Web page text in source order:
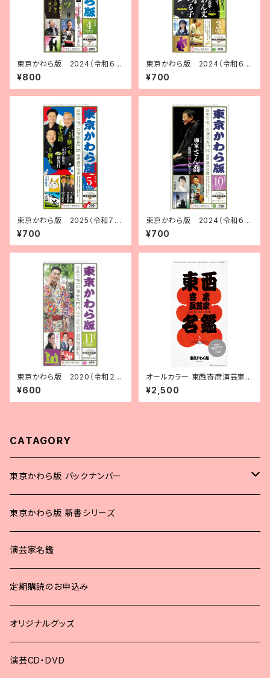
東京かわら版 2024（令和６）
年４月号 寄席演芸年鑑2024年
版 合併号
¥800
東京かわら版 2024（令和６）
年３月号
¥700
東京かわら版 2025（令和７）
年５月号
¥700
東京かわら版 2024（令和６）
年10月号
¥700
東京かわら版 2020（令和２）
年11月号
¥600
オールカラー 東西寄席演芸家名
鑑3【2026年版】
¥2,500
CATAGORY
東京かわら版 バックナンバー
2025年
2024年
2023年
2022年
2021年
東京かわら版 新書シリーズ
演芸家名鑑
定期購読のお申込み
オリジナルグッズ
演芸CD・DVD